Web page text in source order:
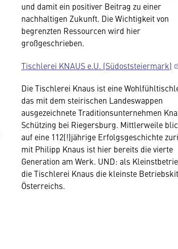
und damit ein positiver Beitrag zu einer
nachhaltigen Zukunft. Die Wichtigkeit von
begrenzten Ressourcen wird hier
großgeschrieben.
Tischlerei KNAUS e.U. (Südoststeiermark)
Die Tischlerei Knaus ist eine
das mit dem steirischen Landeswappen
ausgezeichnete Traditionsunternehmen
Schützing bei Riegersburg. Mittlerweile
auf eine 112(!)jährige Erfolgsgeschichte
mit Philipp Knaus ist hier bereits die vierte
Generation am Werk. UND: als
die Tischlerei Knaus die kleinste
Österreichs.